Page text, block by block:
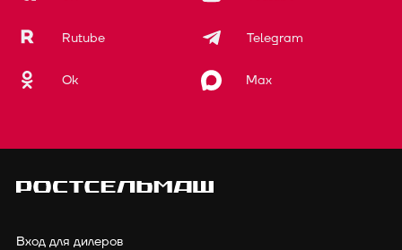
Rutube Telegram
Ok Max
Вход для дилеров